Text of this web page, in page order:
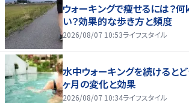
ウォーキングで痩せるには？
い？効果的な歩き方と頻度
2026/08/07 10:53ライフスタイル
水中ウォーキングを続けると
ヶ月の変化と効果
2026/08/07 10:34ライフスタイル